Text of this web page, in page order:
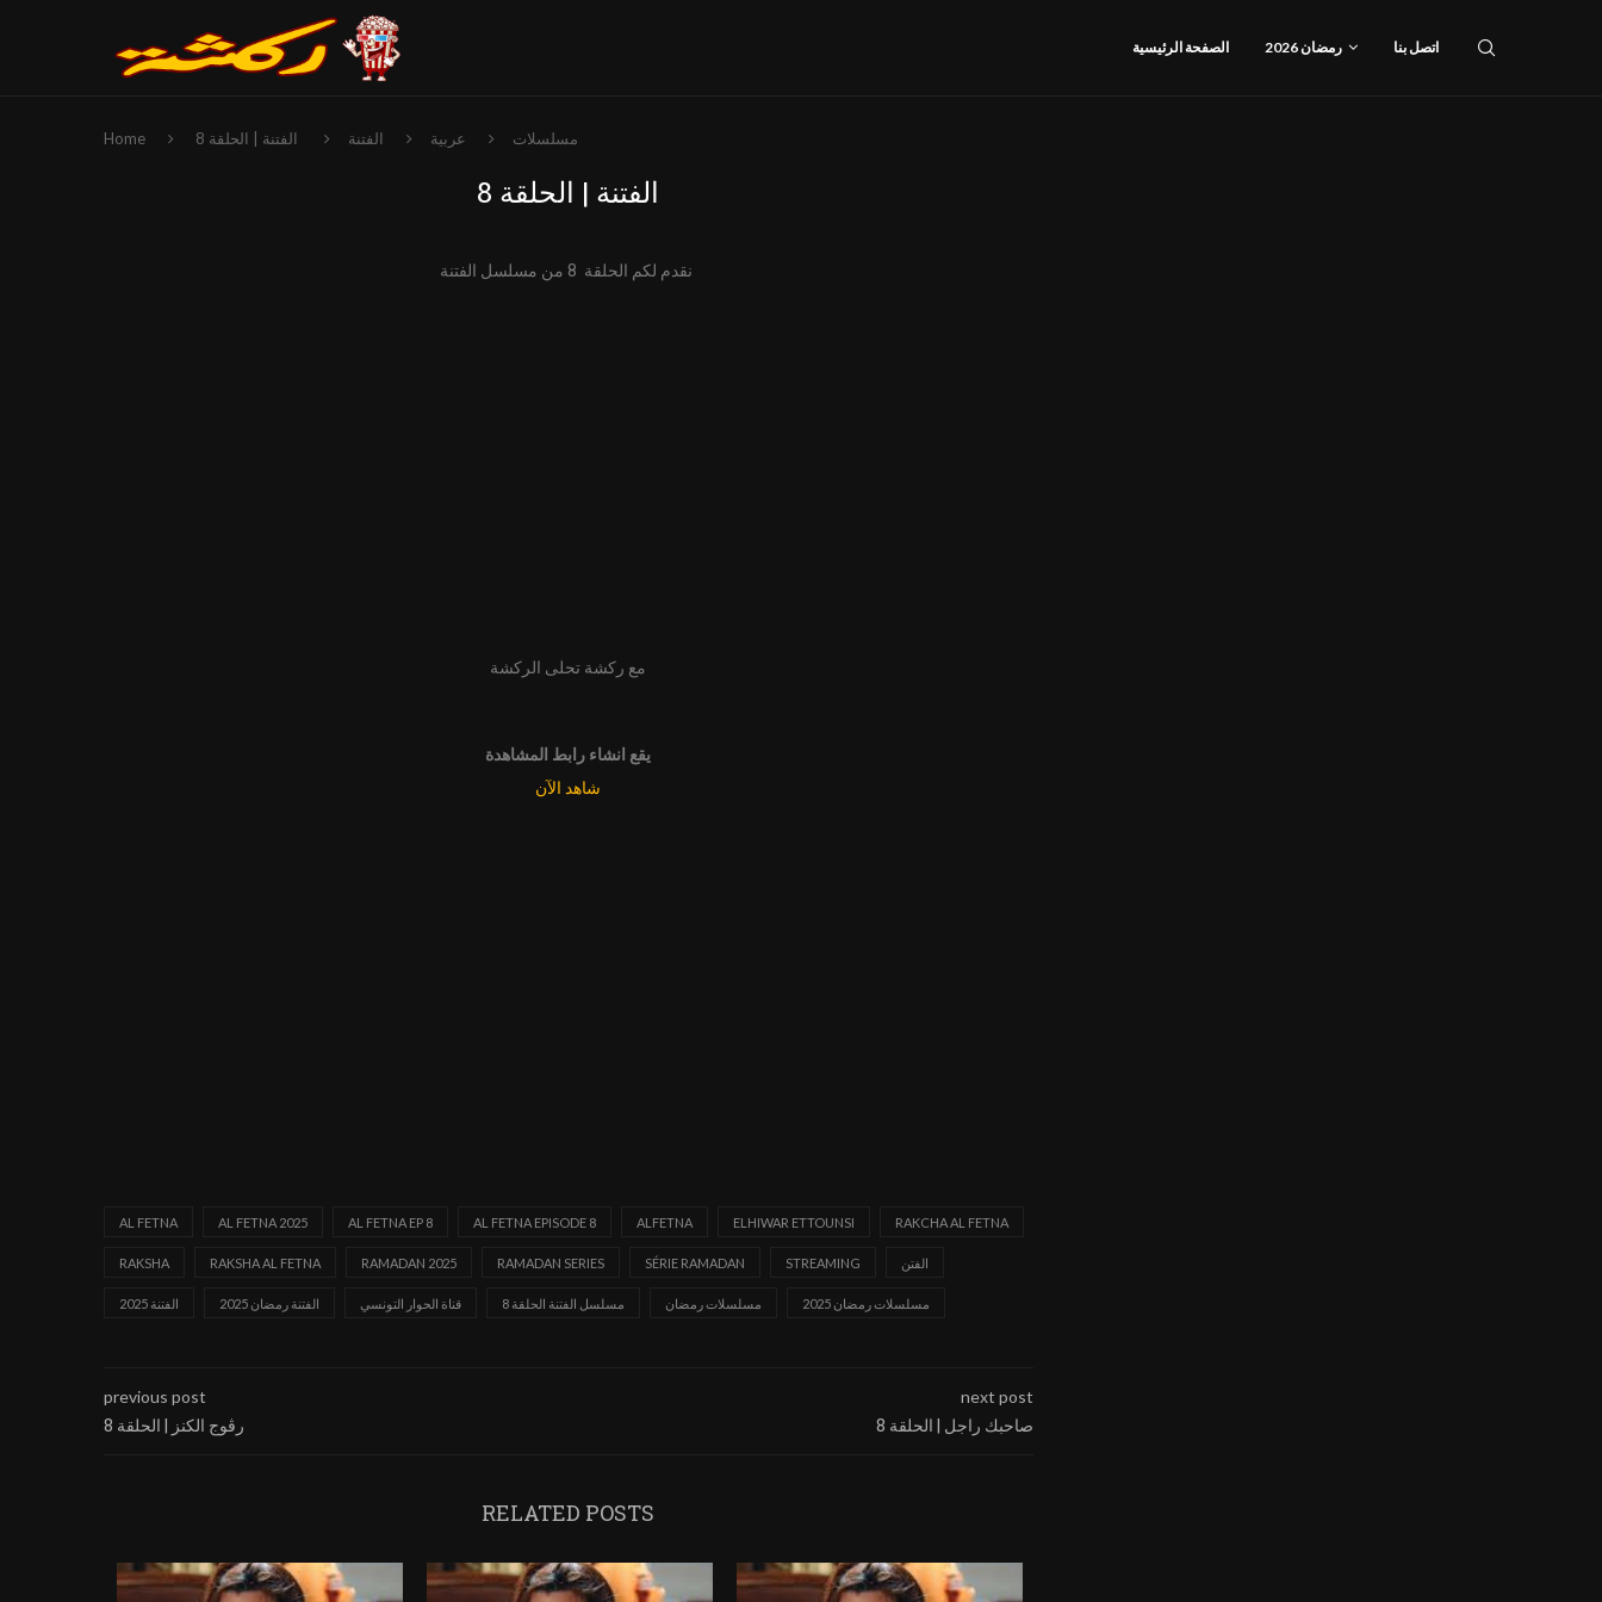
الصفحة الرئيسية رمضان 2026 اتصل بنا
Home مسلسلات عربية الفتنة الفتنة | الحلقة 8
الفتنة | الحلقة 8
مع ركشة تحلى الركشة
يقع انشاء رابط المشاهدة
شاهد الآن
AL FETNA AL FETNA 2025 AL FETNA EP 8 AL FETNA EPISODE 8 ALFETNA ELHIWAR ETTOUNSI RAKCHA AL FETNA
RAKSHA RAKSHA AL FETNA RAMADAN 2025 RAMADAN SERIES SÉRIE RAMADAN STREAMING الفتن
الفتنة 2025 الفتنة رمضان 2025 قناة الحوار التونسي مسلسل الفتنة الحلقة 8 مسلسلات رمضان مسلسلات رمضان 2025
previous post
رڨوج الكنز | الحلقة 8
next post
صاحبك راجل | الحلقة 8
RELATED POSTS